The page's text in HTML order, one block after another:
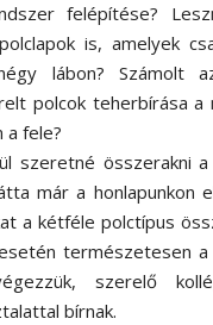
felépítése?
is, amelyek
lábon? Számolt
polcok teherbírása
a fele?
szeretné összerakni
már a honlapunkon
a kétféle polctípus
természetesen
szerelő
bírnak.